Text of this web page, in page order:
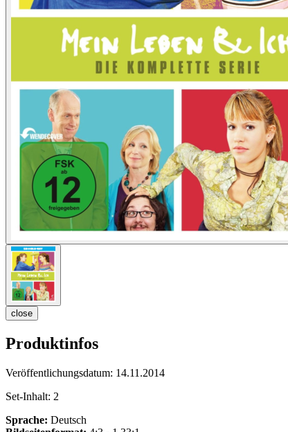
close
Produktinfos
Veröffentlichungsdatum: 14.11.2014
Set-Inhalt: 2
Sprache: Deutsch